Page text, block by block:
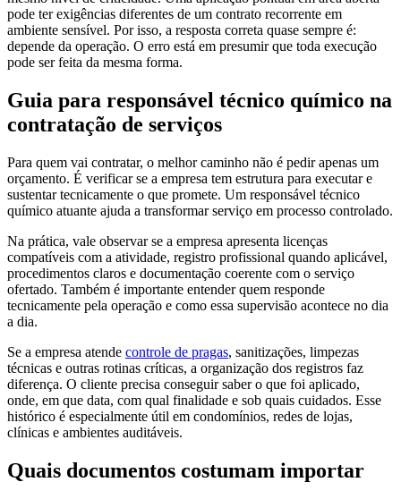
pode ter exigências diferentes de um contrato recorrente em
ambiente sensível. Por isso, a resposta correta quase sempre é:
depende da operação. O erro está em presumir que toda execução
pode ser feita da mesma forma.
Guia para responsável técnico químico na
contratação de serviços
Para quem vai contratar, o melhor caminho não é pedir apenas um
orçamento. É verificar se a empresa tem estrutura para executar e
sustentar tecnicamente o que promete. Um responsável técnico
químico atuante ajuda a transformar serviço em processo controlado.
Na prática, vale observar se a empresa apresenta licenças
compatíveis com a atividade, registro profissional quando aplicável,
procedimentos claros e documentação coerente com o serviço
ofertado. Também é importante entender quem responde
tecnicamente pela operação e como essa supervisão acontece no dia
a dia.
Se a empresa atende controle de pragas, sanitizações, limpezas
técnicas e outras rotinas críticas, a organização dos registros faz
diferença. O cliente precisa conseguir saber o que foi aplicado,
onde, em que data, com qual finalidade e sob quais cuidados. Esse
histórico é especialmente útil em condomínios, redes de lojas,
clínicas e ambientes auditáveis.
Quais documentos costumam importar